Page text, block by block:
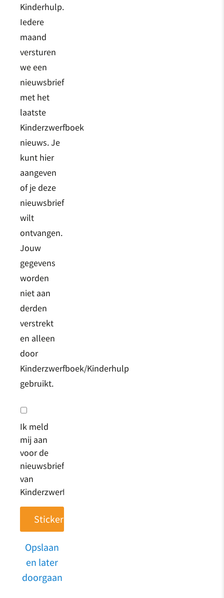
Kinderhulp.
Iedere
maand
versturen
we een
nieuwsbrief
met het
laatste
Kinderzwerfboek
nieuws. Je
kunt hier
aangeven
of je deze
nieuwsbrief
wilt
ontvangen.
Jouw
gegevens
worden
niet aan
derden
verstrekt
en alleen
door
Kinderzwerfboek/Kinderhulp
gebruikt.
Ik meld
mij aan
voor de
nieuwsbrief
van
Kinderzwerfboek
Opslaan
en later
doorgaan